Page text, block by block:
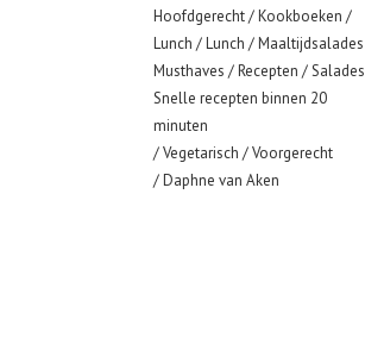
Hoofdgerecht/Kookboeken /
Lunch /Lunch /Maaltijdsalades
Musthaves /Recepten /Salades
Snelle recepten binnen 20
minuten
/Vegetarisch /Voorgerecht
/ Daphne van Aken